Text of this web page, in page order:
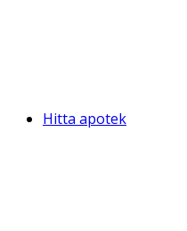
Hitta apotek